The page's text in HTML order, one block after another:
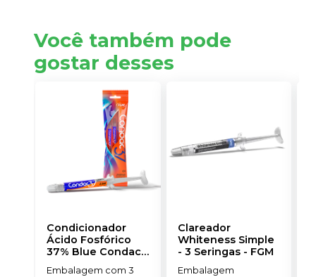
Você também pode
gostar desses
Condicionador
Ácido Fosfórico
37% Blue Condac-
FGM
Embalagem com 3
Clareador
Whiteness Simple
- 3 Seringas- FGM
Embalagem